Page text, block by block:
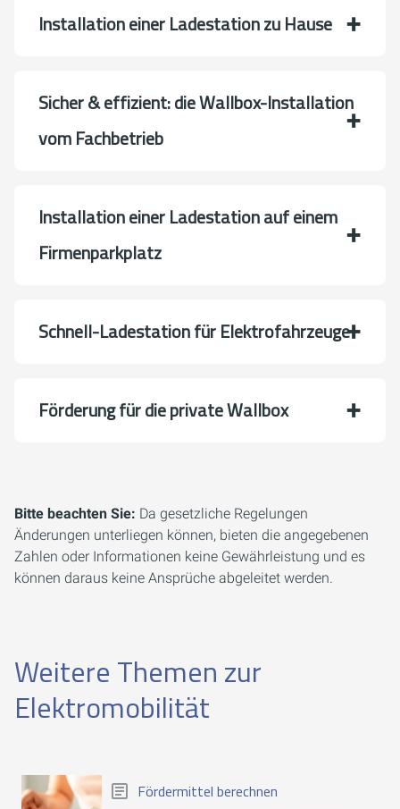
Installation einer Ladestation zu Hause
Sicher & effizient: die Wallbox-Installation
vom Fachbetrieb
Installation einer Ladestation auf einem
Firmenparkplatz
Schnell-Ladestation für Elektrofahrzeuge
Förderung für die private Wallbox
Bitte beachten Sie: Da gesetzliche Regelungen
Änderungen unterliegen können, bieten die angegebenen
Zahlen oder Informationen keine Gewährleistung und es
können daraus keine Ansprüche abgeleitet werden.
Weitere Themen zur
Elektromobilität
Fördermittel berechnen